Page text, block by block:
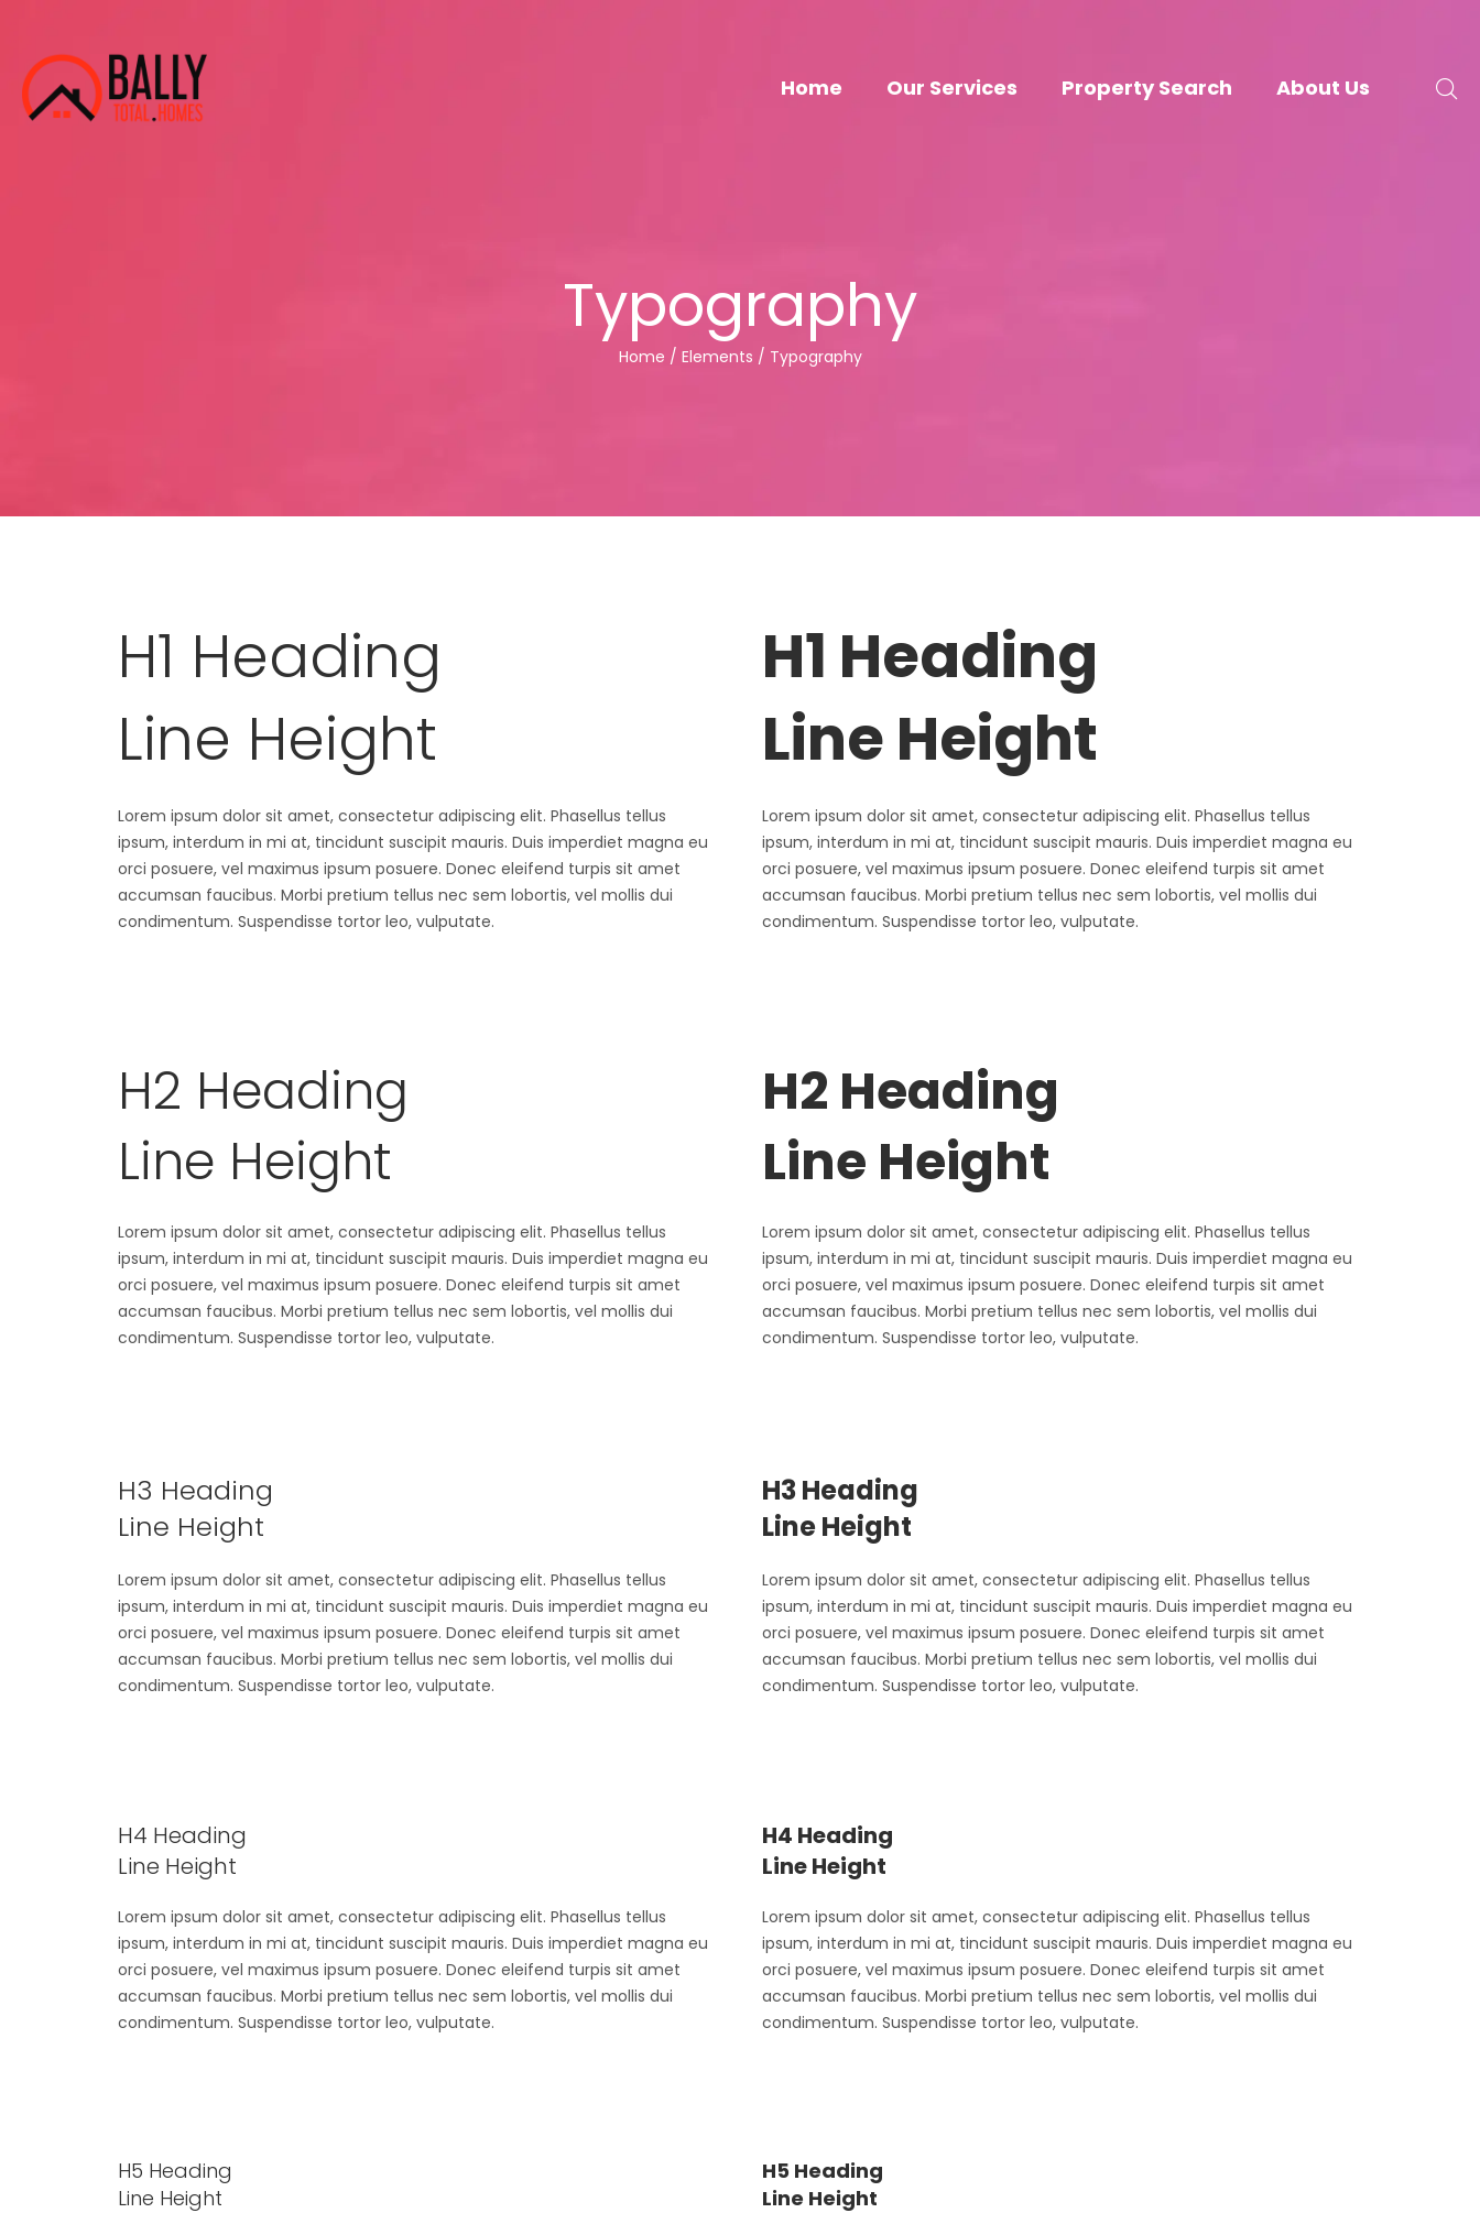
Home Our Services Property Search About Us
Typography
Home / Elements / Typography
H1 Heading
Line Height
Lorem ipsum dolor sit amet, consectetur adipiscing elit. Phasellus tellus
ipsum, interdum in mi at, tincidunt suscipit mauris. Duis imperdiet magna eu
orci posuere, vel maximus ipsum posuere. Donec eleifend turpis sit amet
accumsan faucibus. Morbi pretium tellus nec sem lobortis, vel mollis dui
condimentum. Suspendisse tortor leo, vulputate.
H1 Heading
Line Height
Lorem ipsum dolor sit amet, consectetur adipiscing elit. Phasellus tellus
ipsum, interdum in mi at, tincidunt suscipit mauris. Duis imperdiet magna eu
orci posuere, vel maximus ipsum posuere. Donec eleifend turpis sit amet
accumsan faucibus. Morbi pretium tellus nec sem lobortis, vel mollis dui
condimentum. Suspendisse tortor leo, vulputate.
H2 Heading
Line Height
Lorem ipsum dolor sit amet, consectetur adipiscing elit. Phasellus tellus
ipsum, interdum in mi at, tincidunt suscipit mauris. Duis imperdiet magna eu
orci posuere, vel maximus ipsum posuere. Donec eleifend turpis sit amet
accumsan faucibus. Morbi pretium tellus nec sem lobortis, vel mollis dui
condimentum. Suspendisse tortor leo, vulputate.
H2 Heading
Line Height
Lorem ipsum dolor sit amet, consectetur adipiscing elit. Phasellus tellus
ipsum, interdum in mi at, tincidunt suscipit mauris. Duis imperdiet magna eu
orci posuere, vel maximus ipsum posuere. Donec eleifend turpis sit amet
accumsan faucibus. Morbi pretium tellus nec sem lobortis, vel mollis dui
condimentum. Suspendisse tortor leo, vulputate.
H3 Heading
Line Height
Lorem ipsum dolor sit amet, consectetur adipiscing elit. Phasellus tellus
ipsum, interdum in mi at, tincidunt suscipit mauris. Duis imperdiet magna eu
orci posuere, vel maximus ipsum posuere. Donec eleifend turpis sit amet
accumsan faucibus. Morbi pretium tellus nec sem lobortis, vel mollis dui
condimentum. Suspendisse tortor leo, vulputate.
H3 Heading
Line Height
Lorem ipsum dolor sit amet, consectetur adipiscing elit. Phasellus tellus
ipsum, interdum in mi at, tincidunt suscipit mauris. Duis imperdiet magna eu
orci posuere, vel maximus ipsum posuere. Donec eleifend turpis sit amet
accumsan faucibus. Morbi pretium tellus nec sem lobortis, vel mollis dui
condimentum. Suspendisse tortor leo, vulputate.
H4 Heading
Line Height
Lorem ipsum dolor sit amet, consectetur adipiscing elit. Phasellus tellus
ipsum, interdum in mi at, tincidunt suscipit mauris. Duis imperdiet magna eu
orci posuere, vel maximus ipsum posuere. Donec eleifend turpis sit amet
accumsan faucibus. Morbi pretium tellus nec sem lobortis, vel mollis dui
condimentum. Suspendisse tortor leo, vulputate.
H4 Heading
Line Height
Lorem ipsum dolor sit amet, consectetur adipiscing elit. Phasellus tellus
ipsum, interdum in mi at, tincidunt suscipit mauris. Duis imperdiet magna eu
orci posuere, vel maximus ipsum posuere. Donec eleifend turpis sit amet
accumsan faucibus. Morbi pretium tellus nec sem lobortis, vel mollis dui
condimentum. Suspendisse tortor leo, vulputate.
H5 Heading
Line Height
H5 Heading
Line Height